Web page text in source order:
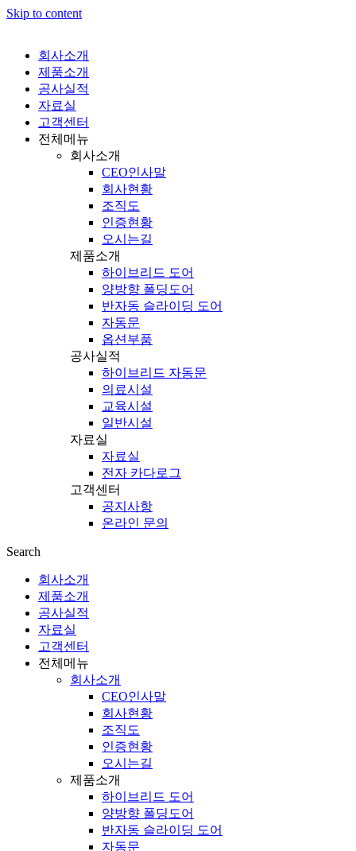
Skip to content
회사소개
제품소개
공사실적
자료실
고객센터
전체메뉴
회사소개
CEO인사말
회사현황
조직도
인증현황
오시는길
제품소개
하이브리드 도어
양방향 폴딩도어
반자동 슬라이딩 도어
자동문
옵션부품
공사실적
하이브리드 자동문
의료시설
교육시설
일반시설
자료실
자료실
전자 카다로그
고객센터
공지사항
온라인 문의
Search
회사소개
제품소개
공사실적
자료실
고객센터
전체메뉴
회사소개
CEO인사말
회사현황
조직도
인증현황
오시는길
제품소개
하이브리드 도어
양방향 폴딩도어
반자동 슬라이딩 도어
자동문